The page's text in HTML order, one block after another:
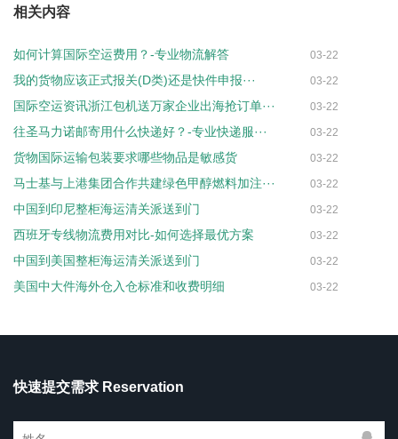
相关内容
如何计算国际空运费用？-专业物流解答 03-22
我的货物应该正式报关(D类)还是快件申报··· 03-22
国际空运资讯浙江包机送万家企业出海抢订单··· 03-22
往圣马力诺邮寄用什么快递好？-专业快递服··· 03-22
货物国际运输包装要求哪些物品是敏感货 03-22
马士基与上港集团合作共建绿色甲醇燃料加注··· 03-22
中国到印尼整柜海运清关派送到门 03-22
西班牙专线物流费用对比-如何选择最优方案 03-22
中国到美国整柜海运清关派送到门 03-22
美国中大件海外仓入仓标准和收费明细 03-22
快速提交需求 Reservation